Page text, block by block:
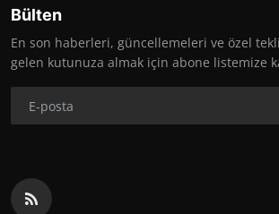
Bülten
En son haberleri, güncellemeleri ve özel
gelen kutunuza almak için abone listemize